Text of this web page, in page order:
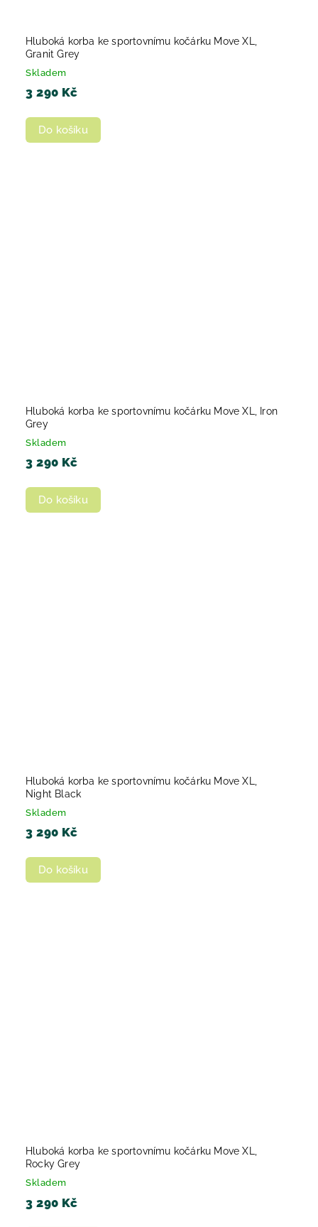
Hluboká korba ke sportovnímu kočárku Move XL,
Granit Grey
Skladem
3 290 Kč
Do košíku
Hluboká korba ke sportovnímu kočárku Move XL, Iron
Grey
Skladem
3 290 Kč
Do košíku
Hluboká korba ke sportovnímu kočárku Move XL,
Night Black
Skladem
3 290 Kč
Do košíku
Hluboká korba ke sportovnímu kočárku Move XL,
Rocky Grey
Skladem
3 290 Kč